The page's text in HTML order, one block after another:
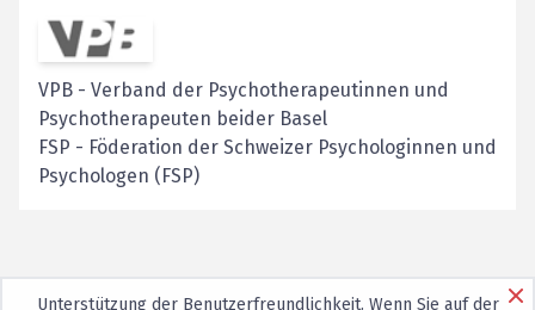
VPB - Verband der Psychotherapeutinnen und
Psychotherapeuten beider Basel
FSP - Föderation der Schweizer Psychologinnen und
Psychologen (FSP)
Unterstützung der Benutzerfreundlichkeit. Wenn Sie auf der